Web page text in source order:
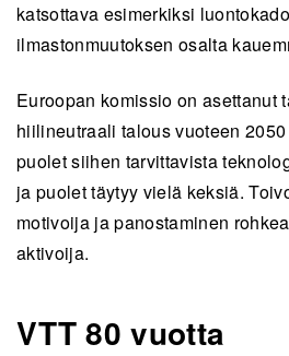
katsottava esimerkiksi
ilmastonmuutoksen osalta
Euroopan komissio on asettanut
hiilineutraali talous vuoteen
puolet siihen tarvittavista
ja puolet täytyy vielä keksiä.
motivoija ja panostaminen
aktivoija.
VTT 80 vuotta